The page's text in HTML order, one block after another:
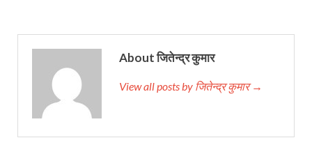
About जितेन्द्र कुमार
View all posts by जितेन्द्र कुमार →